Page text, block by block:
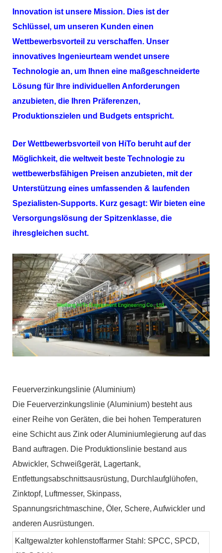
Innovation ist unsere Mission. Dies ist der
Schlüssel, um unseren Kunden einen
Wettbewerbsvorteil zu verschaffen. Unser
innovatives Ingenieurteam wendet unsere
Technologie an, um Ihnen eine maßgeschneiderte
Lösung für Ihre individuellen Anforderungen
anzubieten, die Ihren Präferenzen,
Produktionszielen und Budgets entspricht.
Der Wettbewerbsvorteil von HiTo beruht auf der
Möglichkeit, die weltweit beste Technologie zu
wettbewerbsfähigen Preisen anzubieten, mit der
Unterstützung eines umfassenden & laufenden
Spezialisten-Supports. Kurz gesagt: Wir bieten eine
Versorgungslösung der Spitzenklasse, die
ihresgleichen sucht.
Feuerverzinkungslinie (Aluminium)
Die Feuerverzinkungslinie (Aluminium) besteht aus
einer Reihe von Geräten, die bei hohen Temperaturen
eine Schicht aus Zink oder Aluminiumlegierung auf das
Band auftragen. Die Produktionslinie bestand aus
Abwickler, Schweißgerät, Lagertank,
Entfettungsabschnittsausrüstung, Durchlaufglühofen,
Zinktopf, Luftmesser, Skinpass,
Spannungsrichtmaschine, Öler, Schere, Aufwickler und
anderen Ausrüstungen.
Kaltgewalzter kohlenstoffarmer Stahl: SPCC, SPCD,